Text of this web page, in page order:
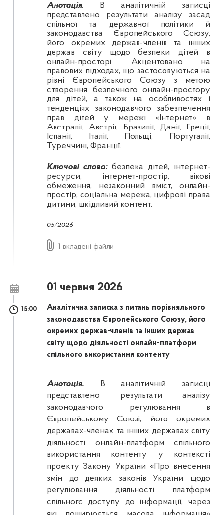
Анотація. В аналітичній записці
представлено результати аналізу засад
спільної та державної політики й
законодавства Європейського Союзу,
його окремих держав-членів та інших
держав світу щодо безпеки дітей в
онлайн-просторі. Акцентовано на
правових підходах, що застосовуються на
рівні Європейського Союзу з метою
створення безпечного онлайн-простору
для дітей, а також на особливостях і
тенденціях законодавчого забезпечення
прав дітей у мережі «Інтернет» в
Австралії, Австрії, Бразилії, Данії, Греції,
Іспанії, Італії, Польщі, Португалії,
Туреччині, Франції.
Ключові слова:безпека дітей, інтернет-
ресурси, інтернет-простір, вікові
обмеження, незаконний вміст, онлайн-
простір, соціальна мережа, цифрові права
дитини, шкідливий контент.
05/2026
1 вкладені файли
01 червня 2026
15:00
Аналітична записка з питань порівняльного
законодавства Європейського Союзу, його
окремих держав-членів та інших держав
світу щодо діяльності онлайн-платформ
спільного використання контенту
Анотація. В аналітичній записці
представлено результати аналізу
законодавчого регулювання в
Європейському Союзі, його окремих
державах-членах та інших державах світу
діяльності онлайн-платформ спільного
використання контенту у контексті
проекту Закону України «Про внесення
змін до деяких законів України щодо
регулювання діяльності платформ
спільного доступу до інформації, через